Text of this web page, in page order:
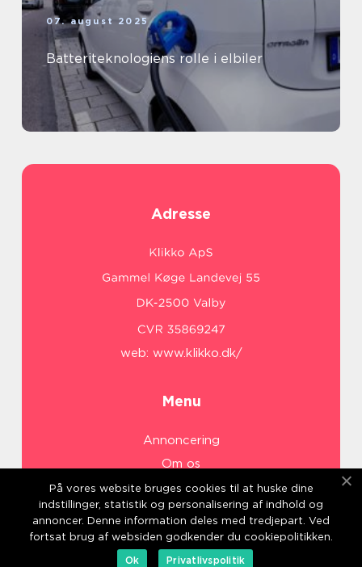
07. august 2025
Batteriteknologiens rolle i elbiler
Adresse
web: www.klikko.dk/
Menu
Annoncering
Om os
Cookies
Kontakt os
Sitemap
På vores website bruges cookies til at huske dine
indstillinger, statistik og personalisering af indhold og
annoncer. Denne information deles med tredjepart. Ved
fortsat brug af websiden godkender du cookiepolitikken.
Ok
Privatlivspolitik